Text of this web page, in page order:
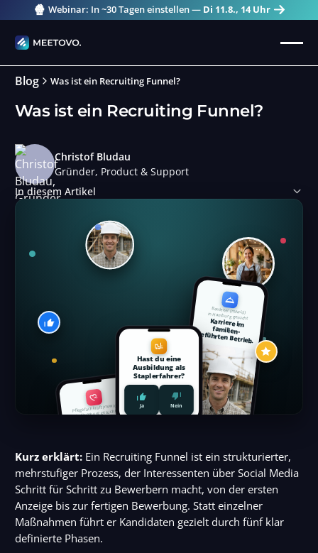
🍿 Webinar: In ~30 Tagen einstellen — Di 11.8., 14 Uhr
Blog Was ist ein Recruiting Funnel?
Was ist ein Recruiting Funnel?
Pflegefachkraft (m/w/d)
in Hamburg gesucht
Hast du eine
Ausbildung als
Staplerfahrer?
Ja Nein
Bauleiter (m/w/d)
in Hamburg gesucht
Karriere im
familien-
geführten Betrieb.
Kurz erklärt:Ein Recruiting Funnel ist ein strukturierter,
mehrstufiger Prozess, der Interessenten über Social Media
Schritt für Schritt zu Bewerbern macht, von der ersten
Anzeige bis zur fertigen Bewerbung. Statt einzelner
Maßnahmen führt er Kandidaten gezielt durch fünf klar
definierte Phasen.
Christof Bludau
Gründer, Product & Support
In diesem Artikel